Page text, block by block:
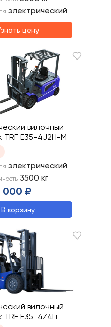
электрический
цену
вилочный
TRF E35-4J2H-M
электрический
3500 кг
000 ₽
В корзину
вилочный
TRF E35-4Z4Li